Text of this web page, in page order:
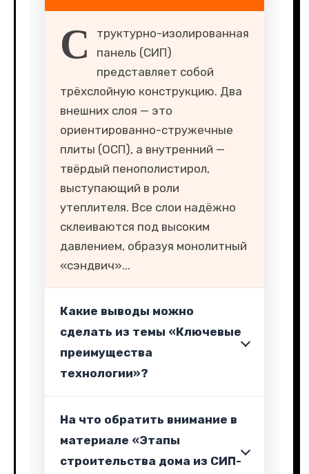
С
труктурно-изолированная
панель (СИП)
представляет собой
трёхслойную конструкцию. Два
внешних слоя — это
ориентированно-стружечные
плиты (ОСП), а внутренний —
твёрдый пенополистирол,
выступающий в роли
утеплителя. Все слои надёжно
склеиваются под высоким
давлением, образуя монолитный
«сэндвич»...
Какие выводы можно
сделать из темы «Ключевые
преимущества
технологии»?
На что обратить внимание в
материале «Этапы
строительства дома из СИП-